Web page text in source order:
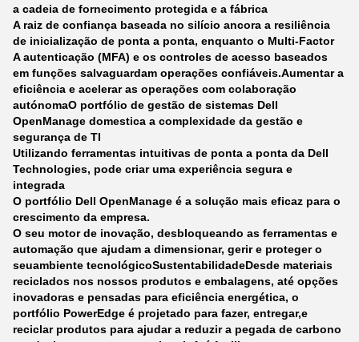
a cadeia de fornecimento protegida e a fábrica
A raiz de confiança baseada no silício ancora a resiliência
de inicialização de ponta a ponta, enquanto o Multi-Factor
A autenticação (MFA) e os controles de acesso baseados
em funções salvaguardam operações confiáveis.Aumentar a
eficiência e acelerar as operações com colaboração
autónomaO portfólio de gestão de sistemas Dell
OpenManage domestica a complexidade da gestão e
segurança de TI
Utilizando ferramentas intuitivas de ponta a ponta da Dell
Technologies, pode criar uma experiência segura e
integrada
O portfólio Dell OpenManage é a solução mais eficaz para o
crescimento da empresa.
O seu motor de inovação, desbloqueando as ferramentas e
automação que ajudam a dimensionar, gerir e proteger o
seuambiente tecnológicoSustentabilidadeDesde materiais
reciclados nos nossos produtos e embalagens, até opções
inovadoras e pensadas para eficiência energética, o
portfólio PowerEdge é projetado para fazer, entregar,e
reciclar produtos para ajudar a reduzir a pegada de carbono